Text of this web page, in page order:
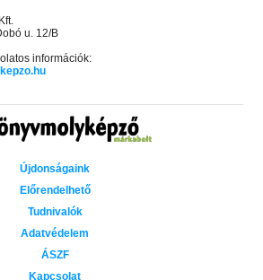
u. 12/B
információk:
Újdonságaink
Előrendelhető
Tudnivalók
Adatvédelem
ÁSZF
Kapcsolat